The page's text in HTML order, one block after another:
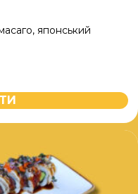
японський